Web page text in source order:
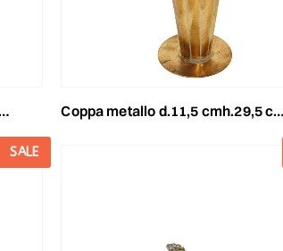
coppa metallo d.11,5 cmh.29,5 cm -euganea- oro
SALE